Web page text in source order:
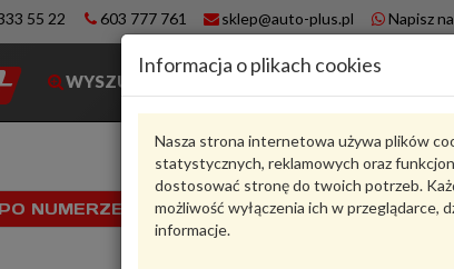
55 22 603 777 761 sklep@auto-plus.pl Napisz
WYSZUKIWARKA
Informacja o plikach cookies
Nasza strona internetowa używa plików
statystycznych, reklamowych oraz
dostosować stronę do twoich potrzeb.
możliwość wyłączenia ich w przeglądarce,
informacje.
NUMERZE VIN
Karta